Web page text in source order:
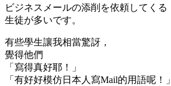
ビジネスメールの添削を依頼してくる
生徒が多いです。
有些學生讓我相當驚訝，
覺得他們
「寫得真好耶！」
「有好好模仿日本人寫Mail的用語呢！」